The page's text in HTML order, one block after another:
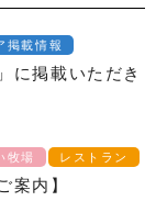
掲載情報
に掲載いただき
牧場 レストラン
案内】